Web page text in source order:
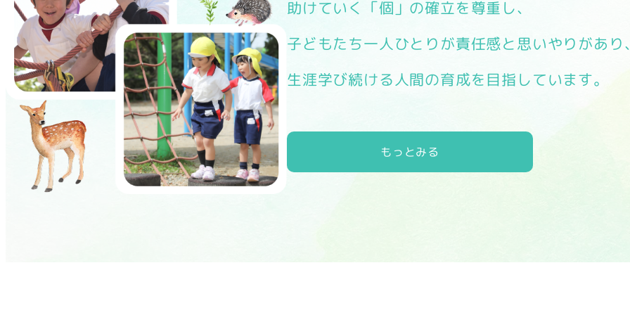
助けていく「個」の確立を尊重し、
子どもたち一人ひとりが責任感と思いやりがあり
生涯学び続ける人間の育成を目指しています。
もっとみる